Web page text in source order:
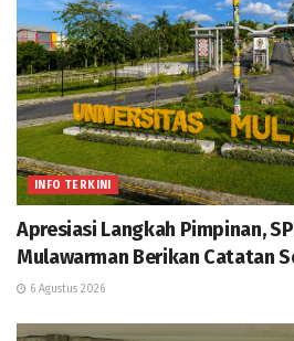
INFO TERKINI
Apresiasi Langkah Pimpinan,
Mulawarman Berikan Catatan
6 Agustus 2026